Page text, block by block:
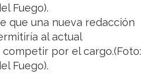
que una nueva redacción
al actual
por el cargo.(Foto:
Fuego).